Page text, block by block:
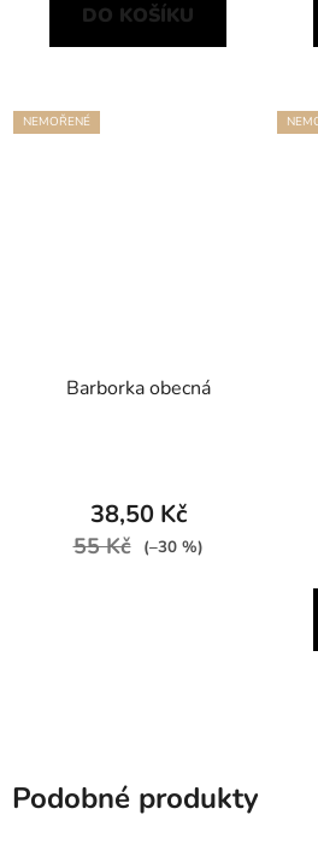
DO KOŠÍKU
NEMOŘENÉ
Barborka obecná
38,50 Kč
55 Kč (–30 %)
Podobné produkty